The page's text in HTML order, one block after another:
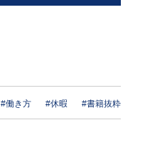
#働き方 #休暇 #書籍抜粋